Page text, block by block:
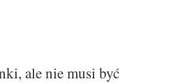
ale nie musi być